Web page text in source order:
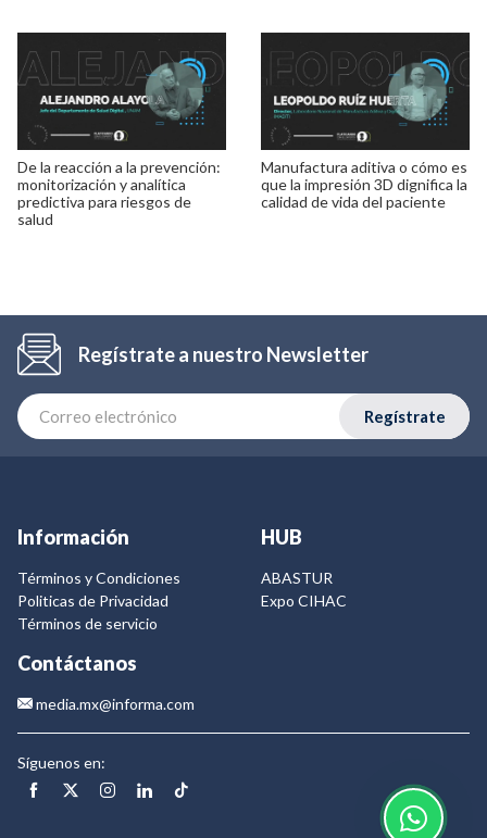
De la reacción a la prevención:
monitorización y analítica
predictiva para riesgos de
salud
Manufactura aditiva o cómo es
que la impresión 3D dignifica la
calidad de vida del paciente
Regístrate a nuestro Newsletter
Regístrate
Información
Términos y Condiciones
Politicas de Privacidad
Términos de servicio
HUB
ABASTUR
Expo CIHAC
Contáctanos
media.mx@informa.com
Síguenos en: